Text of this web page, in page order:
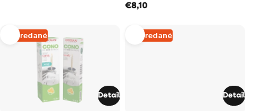
€8,10
Vypredané
Detail
Vypredané
Detail